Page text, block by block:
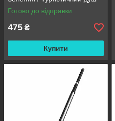
переносний з лійкою /
Польовий душ сумка
Готово до відправки
475 ₴
Купити